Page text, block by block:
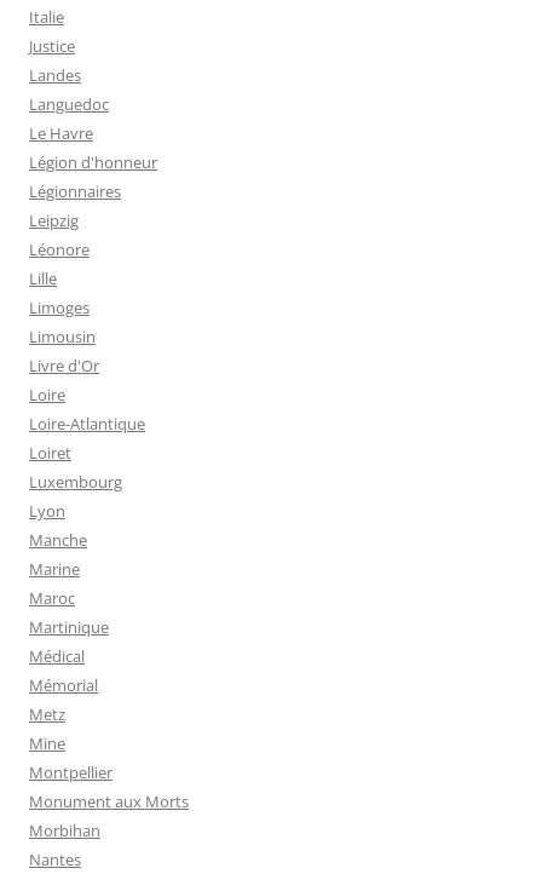
Italie
Justice
Landes
Languedoc
Le Havre
Légion d'honneur
Légionnaires
Leipzig
Léonore
Lille
Limoges
Limousin
Livre d'Or
Loire
Loire-Atlantique
Loiret
Luxembourg
Lyon
Manche
Marine
Maroc
Martinique
Médical
Mémorial
Metz
Mine
Montpellier
Monument aux Morts
Morbihan
Nantes